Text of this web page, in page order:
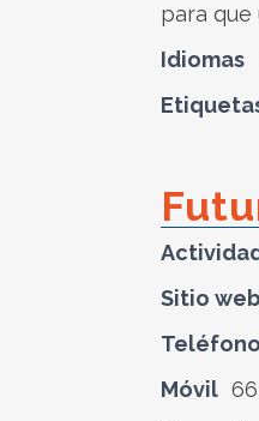
para que
Idiomas
Sitio web
Teléfono
Móvil